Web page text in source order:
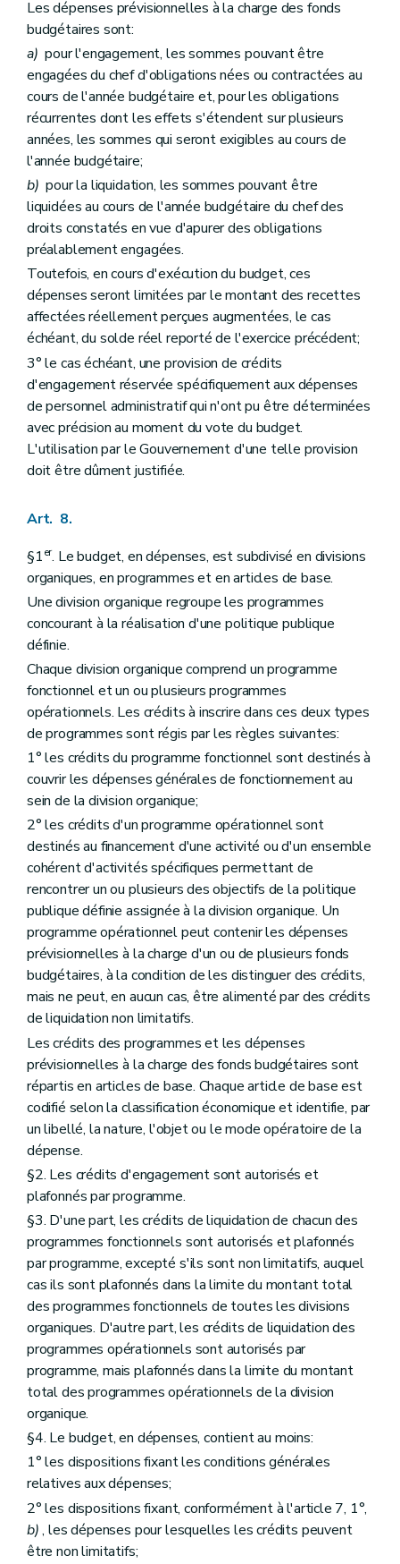
Les dépenses prévisionnelles à la charge des fonds
budgétaires sont:
a) pour l'engagement, les sommes pouvant être
engagées du chef d'obligations nées ou contractées au
cours de l'année budgétaire et, pour les obligations
récurrentes dont les effets s'étendent sur plusieurs
années, les sommes qui seront exigibles au cours de
l'année budgétaire;
b) pour la liquidation, les sommes pouvant être
liquidées au cours de l'année budgétaire du chef des
droits constatés en vue d'apurer des obligations
préalablement engagées.
Toutefois, en cours d'exécution du budget, ces
dépenses seront limitées par le montant des recettes
affectées réellement perçues augmentées, le cas
échéant, du solde réel reporté de l'exercice précédent;
3° le cas échéant, une provision de crédits
d'engagement réservée spécifiquement aux dépenses
de personnel administratif qui n'ont pu être déterminées
avec précision au moment du vote du budget.
L'utilisation par le Gouvernement d'une telle provision
doit être dûment justifiée.
Art. 8.
§1er. Le budget, en dépenses, est subdivisé en divisions
organiques, en programmes et en articles de base.
Une division organique regroupe les programmes
concourant à la réalisation d'une politique publique
définie.
Chaque division organique comprend un programme
fonctionnel et un ou plusieurs programmes
opérationnels. Les crédits à inscrire dans ces deux types
de programmes sont régis par les règles suivantes:
1° les crédits du programme fonctionnel sont destinés à
couvrir les dépenses générales de fonctionnement au
sein de la division organique;
2° les crédits d'un programme opérationnel sont
destinés au financement d'une activité ou d'un ensemble
cohérent d'activités spécifiques permettant de
rencontrer un ou plusieurs des objectifs de la politique
publique définie assignée à la division organique. Un
programme opérationnel peut contenir les dépenses
prévisionnelles à la charge d'un ou de plusieurs fonds
budgétaires, à la condition de les distinguer des crédits,
mais ne peut, en aucun cas, être alimenté par des crédits
de liquidation non limitatifs.
Les crédits des programmes et les dépenses
prévisionnelles à la charge des fonds budgétaires sont
répartis en articles de base. Chaque article de base est
codifié selon la classification économique et identifie, par
un libellé, la nature, l'objet ou le mode opératoire de la
dépense.
§2. Les crédits d'engagement sont autorisés et
plafonnés par programme.
§3. D'une part, les crédits de liquidation de chacun des
programmes fonctionnels sont autorisés et plafonnés
par programme, excepté s'ils sont non limitatifs, auquel
cas ils sont plafonnés dans la limite du montant total
des programmes fonctionnels de toutes les divisions
organiques. D'autre part, les crédits de liquidation des
programmes opérationnels sont autorisés par
programme, mais plafonnés dans la limite du montant
total des programmes opérationnels de la division
organique.
§4. Le budget, en dépenses, contient au moins:
1° les dispositions fixant les conditions générales
relatives aux dépenses;
2° les dispositions fixant, conformément à l'article 7, 1°,
b), les dépenses pour lesquelles les crédits peuvent
être non limitatifs;